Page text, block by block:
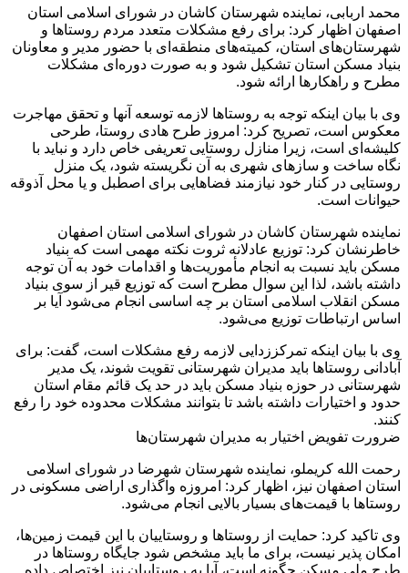
محمد اربابی، نماینده شهرستان کاشان در شورای اسلامی استان
اصفهان اظهار کرد: برای رفع مشکلات متعدد مردم روستاها و
شهرستان‌های استان، کمیته‌های منطقه‌ای با حضور مدیر و معاونان
بنیاد مسکن استان تشکیل شود و به صورت دوره‌ای مشکلات
مطرح و راهکارها ارائه شود.
وی با بیان اینکه توجه به روستاها لازمه توسعه آنها و تحقق مهاجرت
معکوس است، تصریح کرد: امروز طرح هادی روستا، طرحی
کلیشه‌ای است، زیرا منازل روستایی تعریفی خاص دارد و نباید با
نگاه ساخت و سازهای شهری به آن نگریسته شود، یک منزل
روستایی در کنار خود نیازمند فضاهایی برای اصطبل و یا محل آذوقه
حیوانات است.
نماینده شهرستان کاشان در شورای اسلامی استان اصفهان
خاطرنشان کرد: توزیع عادلانه ثروت نکته مهمی است که بنیاد
مسکن باید نسبت به انجام مأموریت‌ها و اقدامات خود به آن توجه
داشته باشد، لذا این سوال مطرح است که توزیع قیر از سوی بنیاد
مسکن انقلاب اسلامی استان بر چه اساسی انجام می‌شود آیا بر
اساس ارتباطات توزیع می‌شود.
وی با بیان اینکه تمرکززدایی لازمه رفع مشکلات است، گفت: برای
آبادانی روستاها باید مدیران شهرستانی تقویت شوند، یک مدیر
شهرستانی در حوزه بنیاد مسکن باید در حد یک قائم مقام استان
حدود و اختیارات داشته باشد تا بتوانند مشکلات محدوده خود را رفع
کنند.
ضرورت تفویض اختیار به مدیران شهرستان‌ها
رحمت الله کریملو، نماینده شهرستان شهرضا در شورای اسلامی
استان اصفهان نیز، اظهار کرد: امروزه واگذاری اراضی مسکونی در
روستاها با قیمت‌های بسیار بالایی انجام می‌شود.
وی تاکید کرد: حمایت از روستاها و روستاییان با این قیمت زمین‌ها،
امکان پذیر نیست، برای ما باید مشخص شود جایگاه روستاها در
طرح ملی مسکن چگونه است، آیا به روستاییان نیز اختصاص داده